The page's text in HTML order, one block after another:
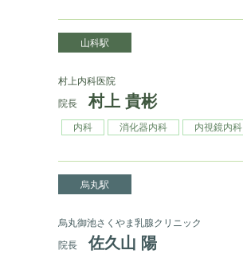
山科駅
村上内科医院
院長
村上 貴彬
内科 消化器内科 内視鏡内科
烏丸駅
烏丸御池さくやま乳腺クリニック
院長
佐久山 陽